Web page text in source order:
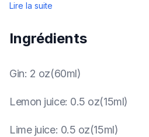
Lire la suite
Ingrédients
Gin: 2 oz(60ml)
Lemon juice: 0.5 oz(15ml)
Lime juice: 0.5 oz(15ml)